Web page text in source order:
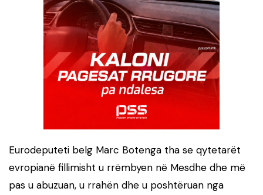
Eurodeputeti belg Marc Botenga tha se qytetarët
evropianë fillimisht u rrëmbyen në Mesdhe dhe më
pas u abuzuan, u rrahën dhe u poshtëruan nga